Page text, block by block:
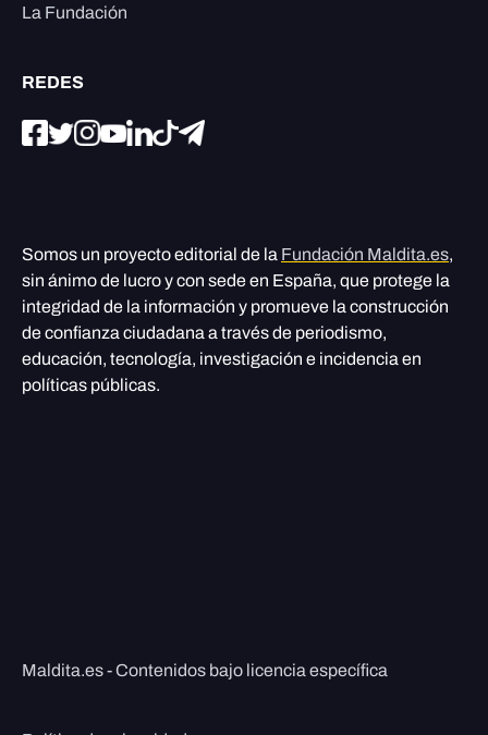
La Fundación
REDES
Somos un proyecto editorial de la Fundación Maldita.es,
sin ánimo de lucro y con sede en España, que protege la
integridad de la información y promueve la construcción
de confianza ciudadana a través de periodismo,
educación, tecnología, investigación e incidencia en
políticas públicas.
Maldita.es - Contenidos bajo licencia específica